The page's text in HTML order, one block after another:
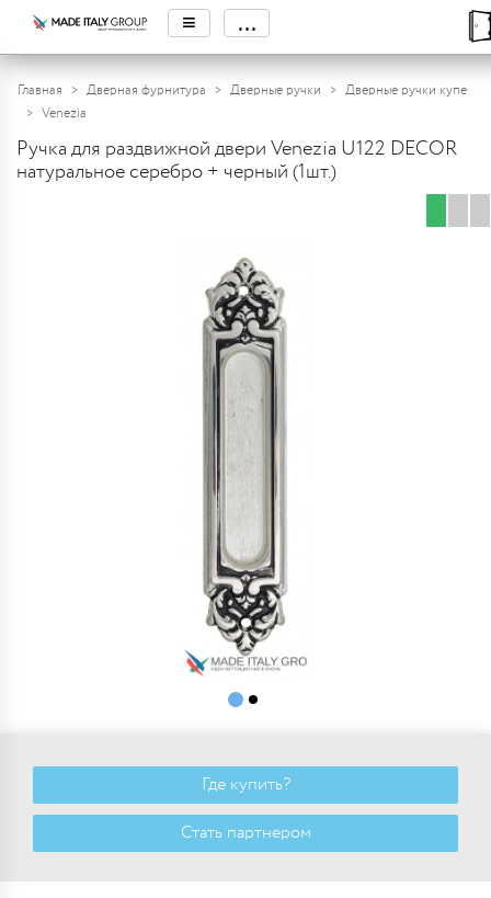
≡ ...
Главная Дверная фурнитура Дверные ручки
Дверные ручки купе
Venezia
Ручка для раздвижной двери Venezia U122 DECOR
натуральное серебро + черный (1шт.)
Где купить?
Стать партнером